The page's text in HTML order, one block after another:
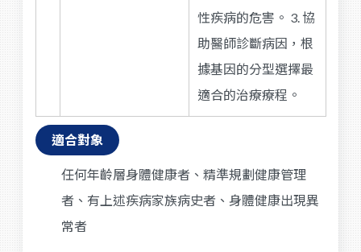
性疾病的危害。 3. 協
助醫師診斷病因，根
據基因的分型選擇最
適合的治療療程。
適合對象
任何年齡層身體健康者、精準規劃健康管理
者、有上述疾病家族病史者、身體健康出現異
常者